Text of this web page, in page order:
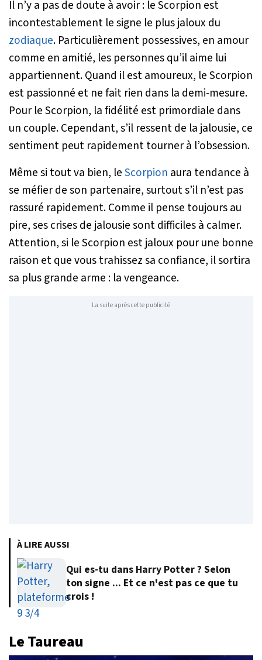
Il n’y a pas de doute à avoir : le Scorpion est
incontestablement le signe le plus jaloux du
zodiaque. Particulièrement possessives, en amour
comme en amitié, les personnes qu’il aime lui
appartiennent. Quand il est amoureux, le Scorpion
est passionné et ne fait rien dans la demi-mesure.
Pour le Scorpion, la fidélité est primordiale dans
un couple. Cependant, s’il ressent de la jalousie, ce
sentiment peut rapidement tourner à l’obsession.
Même si tout va bien, leScorpion aura tendance à
se méfier de son partenaire, surtout s’il n’est pas
rassuré rapidement. Comme il pense toujours au
pire, ses crises de jalousie sont difficiles à calmer.
Attention, si le Scorpion est jaloux pour une bonne
raison et que vous trahissez sa confiance, il sortira
sa plus grande arme : la vengeance.
La suite après cette publicité
À LIRE AUSSI
Qui es-tu dans Harry Potter ? Selon
ton signe ... Et ce n'est pas ce que tu
crois !
Le Taureau